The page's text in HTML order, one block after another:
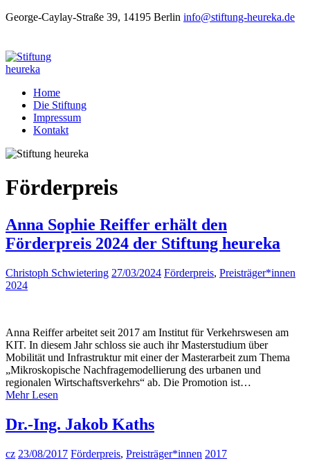
George-Caylay-Straße 39, 14195 Berlin info@stiftung-heureka.de
Home
Die Stiftung
Impressum
Kontakt
Förderpreis
Anna Sophie Reiffer erhält den
Förderpreis 2024 der Stiftung heureka
Christoph Schwietering 27/03/2024 Förderpreis, Preisträger*innen
2024
Anna Reiffer arbeitet seit 2017 am Institut für Verkehrswesen am
KIT. In diesem Jahr schloss sie auch ihr Masterstudium über
Mobilität und Infrastruktur mit einer der Masterarbeit zum Thema
„Mikroskopische Nachfragemodellierung des urbanen und
regionalen Wirtschaftsverkehrs“ ab. Die Promotion ist…
Mehr Lesen
Dr.-Ing. Jakob Kaths
cz 23/08/2017 Förderpreis, Preisträger*innen 2017